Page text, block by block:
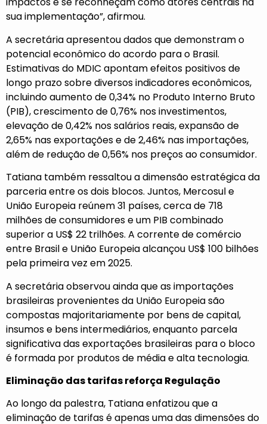
sua implementação”, afirmou.
A secretária apresentou dados que demonstram o
potencial econômico do acordo para o Brasil.
Estimativas do MDIC apontam efeitos positivos de
longo prazo sobre diversos indicadores econômicos,
incluindo aumento de 0,34% no Produto Interno Bruto
(PIB), crescimento de 0,76% nos investimentos,
elevação de 0,42% nos salários reais, expansão de
2,65% nas exportações e de 2,46% nas importações,
além de redução de 0,56% nos preços ao consumidor.
Tatiana também ressaltou a dimensão estratégica da
parceria entre os dois blocos. Juntos, Mercosul e
União Europeia reúnem 31 países, cerca de 718
milhões de consumidores e um PIB combinado
superior a US$ 22 trilhões. A corrente de comércio
entre Brasil e União Europeia alcançou US$ 100 bilhões
pela primeira vez em 2025.
A secretária observou ainda que as importações
brasileiras provenientes da União Europeia são
compostas majoritariamente por bens de capital,
insumos e bens intermediários, enquanto parcela
significativa das exportações brasileiras para o bloco
é formada por produtos de média e alta tecnologia.
Eliminação das tarifas reforça Regulação
Ao longo da palestra, Tatiana enfatizou que a
eliminação de tarifas é apenas uma das dimensões do